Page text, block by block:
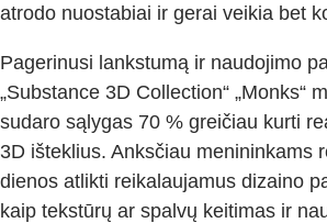
atrodo nuostabiai ir gerai veikia bet
Pagerinusi lankstumą ir naudojimo
„Substance 3D Collection“ „Monks“
sudaro sąlygas 70 % greičiau kurti
3D išteklius. Anksčiau menininkams
dienos atlikti reikalaujamus dizaino
kaip tekstūrų ar spalvų keitimas ir